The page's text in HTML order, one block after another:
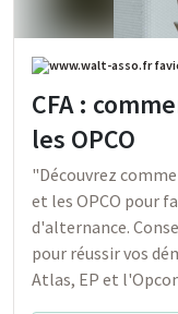
CFA :
les OPCO
"Découvrez
et les OPCO pour
d'alternance.
pour réussir vos
Atlas, EP et